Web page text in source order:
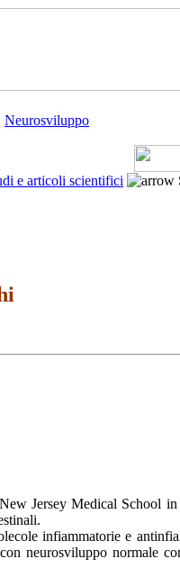
Neurosviluppo
e articoli scientifici
Jersey Medical School
infiammatorie e
neurosviluppo normale